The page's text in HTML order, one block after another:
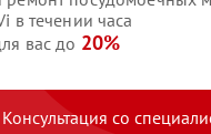
в течении часа
вас до 20%
Консультация со